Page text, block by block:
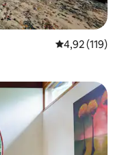
Priemerné
4,92 (119)